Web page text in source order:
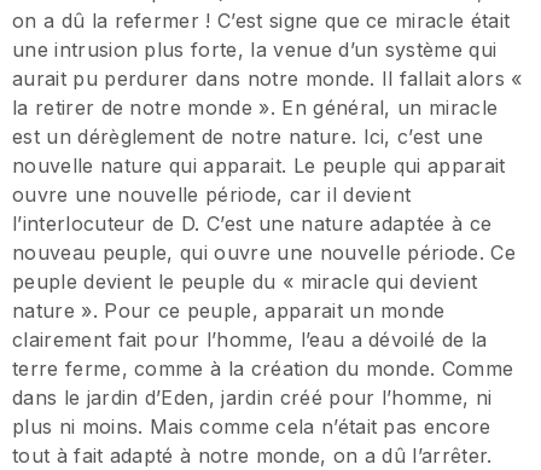
on a dû la refermer ! C’est signe que ce miracle était
une intrusion plus forte, la venue d’un système qui
aurait pu perdurer dans notre monde. Il fallait alors «
la retirer de notre monde ». En général, un miracle
est un dérèglement de notre nature. Ici, c’est une
nouvelle nature qui apparait. Le peuple qui apparait
ouvre une nouvelle période, car il devient
l’interlocuteur de D. C’est une nature adaptée à ce
nouveau peuple, qui ouvre une nouvelle période. Ce
peuple devient le peuple du « miracle qui devient
nature ». Pour ce peuple, apparait un monde
clairement fait pour l’homme, l’eau a dévoilé de la
terre ferme, comme à la création du monde. Comme
dans le jardin d’Eden, jardin créé pour l’homme, ni
plus ni moins. Mais comme cela n’était pas encore
tout à fait adapté à notre monde, on a dû l’arrêter.